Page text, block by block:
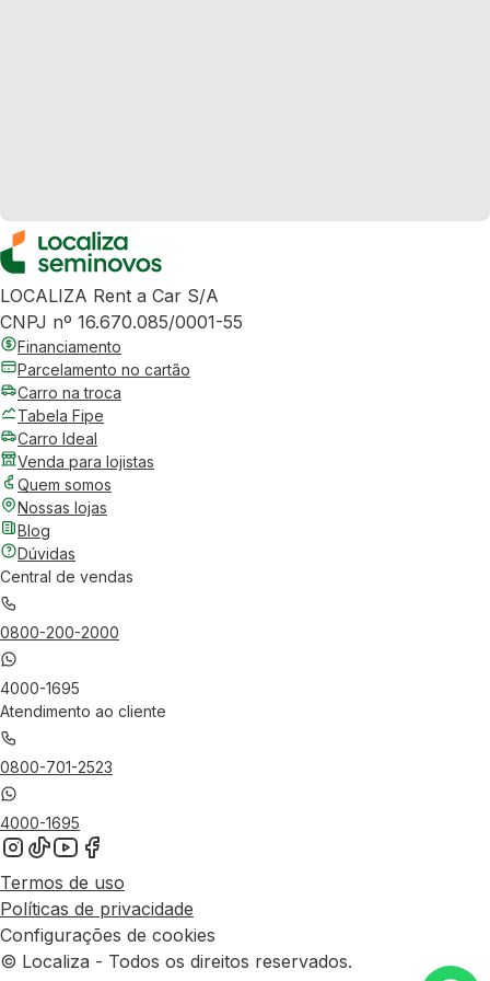
LOCALIZA Rent a Car S/A
CNPJ nº 16.670.085/0001-55
Financiamento
Parcelamento no cartão
Carro na troca
Tabela Fipe
Carro Ideal
Venda para lojistas
Quem somos
Nossas lojas
Blog
Dúvidas
Central de vendas
0800-200-2000
4000-1695
Atendimento ao cliente
0800-701-2523
4000-1695
Termos de uso
Políticas de privacidade
Configurações de cookies
© Localiza - Todos os direitos reservados.